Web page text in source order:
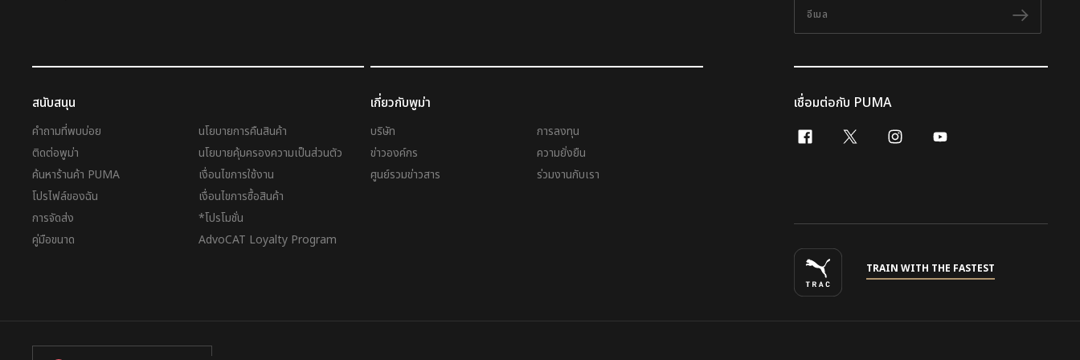
อีเมล
ติดตาม
สนับสนุน
คำถามที่พบบ่อย
ติดต่อพูม่า
ค้นหาร้านค้า PUMA
โปรไฟล์ของฉัน
การจัดส่ง
คู่มือขนาด
นโยบายการคืนสินค้า
นโยบายคุ้มครองความเป็นส่วนตัว
เงื่อนไขการใช้งาน
เงื่อนไขการซื้อสินค้า
*โปรโมชั่น
AdvoCAT Loyalty Program
เกี่ยวกับพูม่า
บริษัท
ข่าวองค์กร
ศูนย์รวมข่าวสาร
การลงทุน
ความยั่งยืน
ร่วมงานกับเรา
เชื่อมต่อกับ PUMA
facebook
x-twitterinstagram
youtube
TRAIN WITH THE FASTEST